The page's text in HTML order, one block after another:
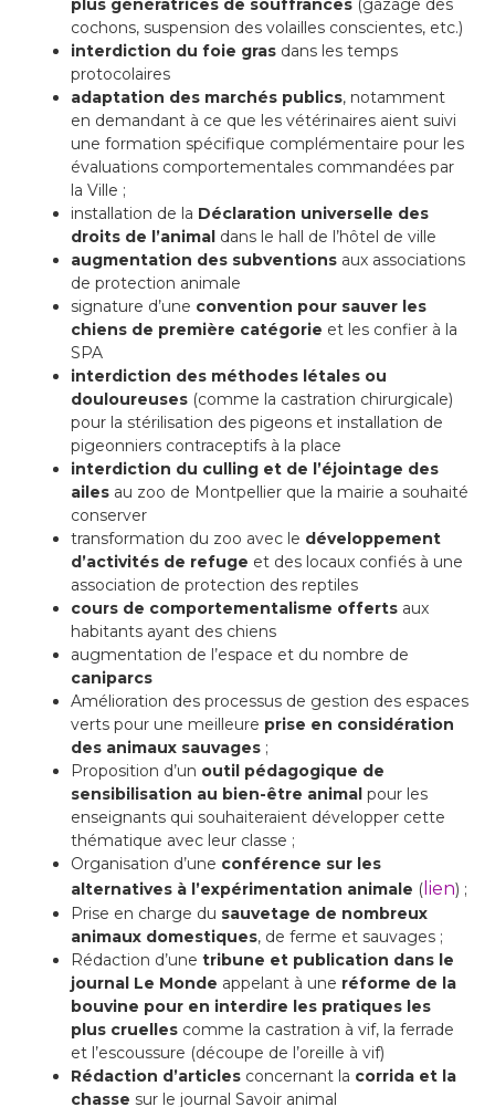
plus génératrices de souffrances (gazage des
cochons, suspension des volailles conscientes, etc.)
interdiction du foie gras dans les temps
protocolaires
adaptation des marchés publics, notamment
en demandant à ce que les vétérinaires aient suivi
une formation spécifique complémentaire pour les
évaluations comportementales commandées par
la Ville ;
installation de la Déclaration universelle des
droits de l’animal dans le hall de l’hôtel de ville
augmentation des subventions aux associations
de protection animale
signature d’une convention pour sauver les
chiens de première catégorie et les confier à la
SPA
interdiction des méthodes létales ou
douloureuses (comme la castration chirurgicale)
pour la stérilisation des pigeons et installation de
pigeonniers contraceptifs à la place
interdiction du culling et de l’éjointage des
ailes au zoo de Montpellier que la mairie a souhaité
conserver
transformation du zoo avec le développement
d’activités de refuge et des locaux confiés à une
association de protection des reptiles
cours de comportementalisme offerts aux
habitants ayant des chiens
augmentation de l’espace et du nombre de
caniparcs
Amélioration des processus de gestion des espaces
verts pour une meilleure prise en considération
des animaux sauvages ;
Proposition d’un outil pédagogique de
sensibilisation au bien-être animal pour les
enseignants qui souhaiteraient développer cette
thématique avec leur classe ;
Organisation d’une conférence sur les
alternatives à l’expérimentation animale ( lien) ;
Prise en charge du sauvetage de nombreux
animaux domestiques, de ferme et sauvages ;
Rédaction d’une tribune et publication dans le
journal Le Monde appelant à une réforme de la
bouvine pour en interdire les pratiques les
plus cruelles comme la castration à vif, la ferrade
et l’escoussure (découpe de l’oreille à vif)
Rédaction d’articles concernant la corrida et la
chasse sur le journal Savoir animal